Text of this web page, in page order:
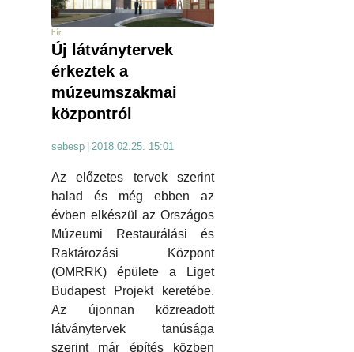
hír
Új látványtervek
érkeztek a
múzeumszakmai
központról
sebesp | 2018.02.25. 15:01
Az előzetes tervek szerint
halad és még ebben az
évben elkészül az Országos
Múzeumi Restaurálási és
Raktározási Központ
(OMRRK) épülete a Liget
Budapest Projekt keretébe.
Az újonnan közreadott
látványtervek tanúsága
szerint már építés közben